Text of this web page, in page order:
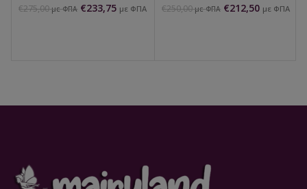
€275,00 με ΦΠΑ €233,75 με ΦΠΑ €250,00 με ΦΠΑ €212,50 με ΦΠΑ